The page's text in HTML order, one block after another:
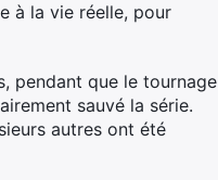
à la vie réelle, pour
pendant que le tournage
sauvé la série.
autres ont été